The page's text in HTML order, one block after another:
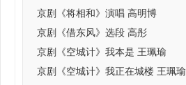
京剧《将相和》演唱 高明博
京剧《借东风》选段 高彤
京剧《空城计》我本是 王珮瑜
京剧《空城计》我正在城楼 王珮瑜